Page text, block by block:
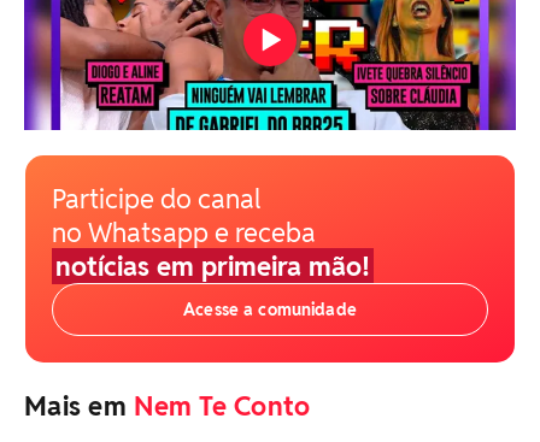
Participe do canal
no Whatsapp e receba
notícias em primeira mão!
Acesse a comunidade
Mais em Nem Te Conto